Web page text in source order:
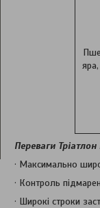
Переваги Тріатлон
· Максимально
· Контроль
· Широкі строки